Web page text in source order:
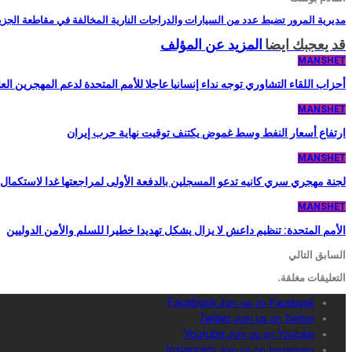
مديرية المرور تضبط عدد من السيارات والدراجات النارية المخالفة في مقاطعة
قد يعجبك ايضا المزيد عن المؤلف
MANSHET
أحزاب اللقاء التشاوري توجه نداء إنسانيا عاجلا للأمم المتحدة لدعم المهجرين
MANSHET
ارتفاع أسعار النفط وسط غموض يكتنف توقيت نهاية حرب إيران
MANSHET
لجنة مهجري سري كانيه تدعو المسجلين بالدفعة الأولى لمراجعتها غدا
MANSHET
الأمم المتحدة: تنظيم داعش لا يزال يشكل تهديدا خطيرا للسلم والأمن الدوليين
السابق التالي
التعليقات مغلقة.
FacebookJoin us on Facebook
TwitterJoin us on Twitter
YoutubeJoin us on Youtube
Instagram